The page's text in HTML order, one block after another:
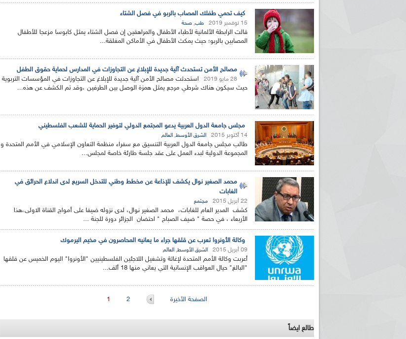
كيف تحمي طفلك المصاب بالربو في فصل الشتاء
15 نوفمبر 2019 طب, صحة
قالت الرابطة الألمانية لأطباء‬ ‫الأطفال والمراهقين إن فصل الشتاء يمثل كابوسا مزعجا للأطفال
المصابين‬ ‫بالربو؛ حيث يمكث الأطفال في الأماكن المغلقة...
مصالح الأمن تستحدث آلية جديدة للإبلاغ عن التجاوزات في المدارس لحماية حقوق الطفل
28 مايو 2019
استحدثت مصالح الأمن آلية جديدة للإبلاغ عن التجاوزات في المؤسسات التربوية
حيث سيكون هناك شرطي مرجع يمثل همزة الوصل بين الطرفين ،وقد تم الكشف عن هذه...
مجلس جامعة الدول العربية يدعو المجتمع الدولي لتوفير الحماية للشعب الفلسطيني
14 أكتوبر 2015 الشرق الأوسط, العالم
طالب مجلس جامعة الدول العربية التنسيق مع سفراء منظمة التعاون الإسلامي في الأمم المتحدة و
المجموعة الدولية لبدء العمل على عقد جلسة طارئة خاصة لمجلس...
محمد الصغير نوال يكشف للإذاعة عن مخطط وطني للتدخل السريع لدى اندلاع الحرائق في
الغابات
22 أبريل 2015 مجتمع
كشف المدير العام للغابات، محمد الصغير نوال، لدى نزوله ضيفا على أمواج القناة الاولى،هذا
الأربعاء ، في حصة " ضيف الصباح " احتضان الجزائر دورة للجنة ...
وكالة الأونروا تعرب عن قلقها جراء ما يعانيه المحاصرون في مخيم اليرموك
09 أبريل 2015 الشرق الأوسط, العالم
أعربت وكالة الأمم المتحدة لإغاثة وتشغيل اللاجئين الفلسطينيين "الأونروا" اليوم الخميس عن قلقها
"البالغ" حيال العواقب الإنسانية التي يعاني منها 18 ألف...
1 2 الصفحة الأخيرة
طالع ايضاً